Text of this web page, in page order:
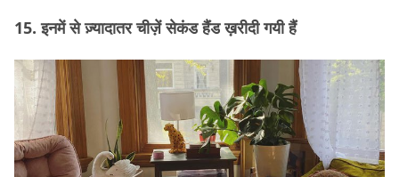
15. इनमें से ज़्यादातर चीज़ें सेकंड हैंड ख़रीदी गयी हैं